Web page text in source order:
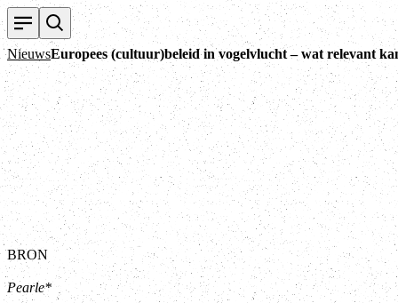
NieuwsEuropees (cultuur)beleid in vogelvlucht – wat relevant
BRON
Pearle*